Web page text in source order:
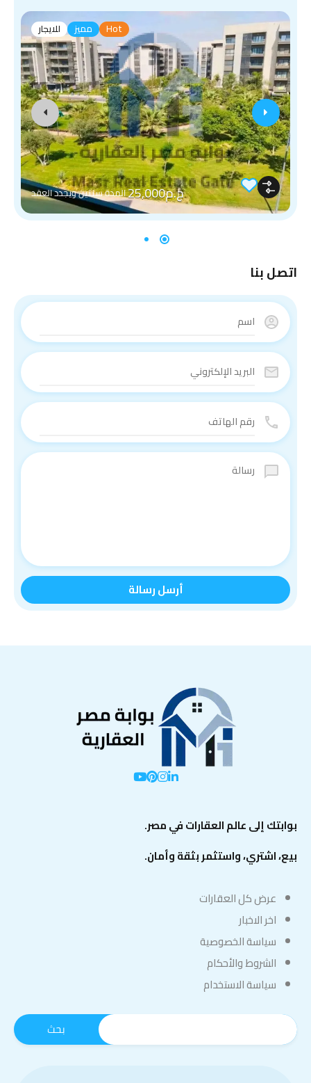
للايجار مميز Hot
ج.م25,000 المدة سنتين ويجدد العقد
اتصل بنا
بوابتك إلى عالم العقارات في مصر.
بيع، اشتري، واستثمر بثقة وأمان.
عرض كل العقارات
اخر الاخبار
سياسة الخصوصية
الشروط والأحكام
سياسة الاستخدام